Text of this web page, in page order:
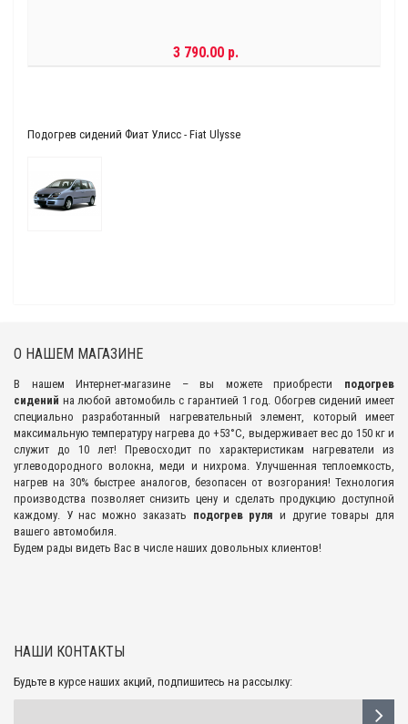
3 790.00 р.
Подогрев сидений Фиат Улисс - Fiat Ulysse
О НАШЕМ МАГАЗИНЕ
В нашем Интернет-магазине – вы можете приобрести подогрев
сидений на любой автомобиль с гарантией 1 год. Обогрев сидений имеет
специально разработанный нагревательный элемент, который имеет
максимальную температуру нагрева до +53°С, выдерживает вес до 150 кг и
служит до 10 лет! Превосходит по характеристикам нагреватели из
углеводородного волокна, меди и нихрома. Улучшенная теплоемкость,
нагрев на 30% быстрее аналогов, безопасен от возгорания! Технология
производства позволяет снизить цену и сделать продукцию доступной
каждому. У нас можно заказать подогрев руля и другие товары для
вашего автомобиля.
Будем рады видеть Вас в числе наших довольных клиентов!
НАШИ КОНТАКТЫ
Будьте в курсе наших акций, подпишитесь на рассылку: